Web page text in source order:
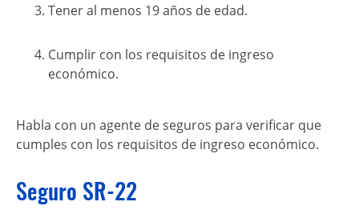
Tener al menos 19 años de edad.
Cumplir con los requisitos de ingreso
económico.
Habla con un agente de seguros para verificar que
cumples con los requisitos de ingreso económico.
Seguro SR-22